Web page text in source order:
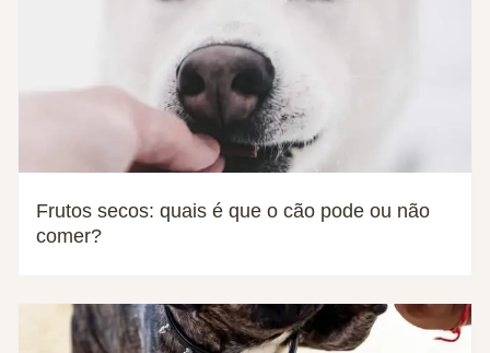
Frutos secos: quais é que o cão pode ou não
comer?